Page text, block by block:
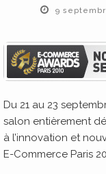
9
Du 21 au 23
salon entièrement
à l’innovation et
E-Commerce Paris